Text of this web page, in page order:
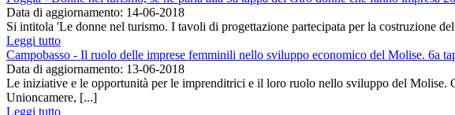
Data di aggiornamento: 14-06-2018
Si intitola 'Le donne nel turismo. I tavoli di progettazione partecipata per la costruzione
Leggi tutto
Campobasso - Il ruolo delle imprese femminili nello sviluppo economico del Molise. 6a
Data di aggiornamento: 13-06-2018
Le iniziative e le opportunità per le imprenditrici e il loro ruolo nello sviluppo del Molise.
Unioncamere, [...]
Leggi tutto